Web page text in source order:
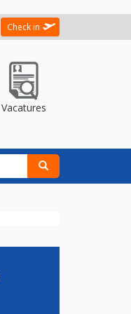
Check in
Vacatures